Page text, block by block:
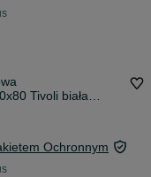
Tivoli biała
zakładkę paski
Ochronnym